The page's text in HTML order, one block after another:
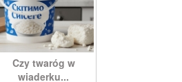
Czy twaróg w
wiaderku...